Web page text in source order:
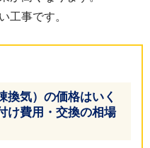
工事です。
換気）の価格はいく
け費用・交換の相場